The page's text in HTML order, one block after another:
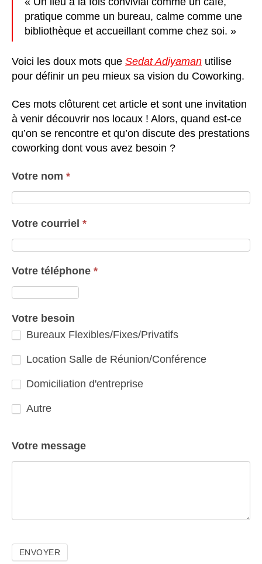
pratique comme un bureau, calme comme une
bibliothèque et accueillant comme chez soi. »
Voici les doux mots que Sedat Adiyaman utilise
pour définir un peu mieux sa vision du Coworking.
Ces mots clôturent cet article et sont une invitation
à venir découvrir nos locaux ! Alors, quand est-ce
qu’on se rencontre et qu’on discute des prestations
coworking dont vous avez besoin ?
Votre nom *
Votre courriel *
Votre téléphone *
Votre besoin
Bureaux Flexibles/Fixes/Privatifs
Location Salle de Réunion/Conférence
Domiciliation d'entreprise
Autre
Votre message